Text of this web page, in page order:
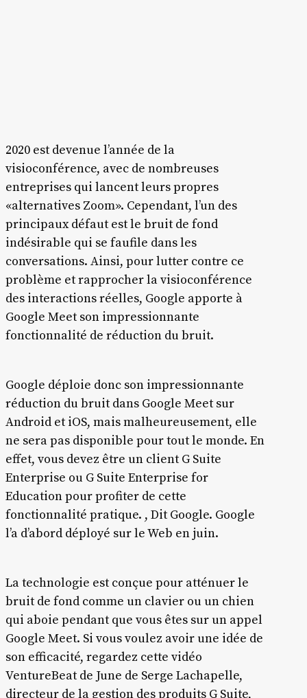
2020 est devenue l’année de la
visioconférence, avec de nombreuses
entreprises qui lancent leurs propres
«alternatives Zoom». Cependant, l’un des
principaux défaut est le bruit de fond
indésirable qui se faufile dans les
conversations. Ainsi, pour lutter contre ce
problème et rapprocher la visioconférence
des interactions réelles, Google apporte à
Google Meet son impressionnante
fonctionnalité de réduction du bruit.
Google déploie donc son impressionnante
réduction du bruit dans Google Meet sur
Android et iOS, mais malheureusement, elle
ne sera pas disponible pour tout le monde. En
effet, vous devez être un client G Suite
Enterprise ou G Suite Enterprise for
Education pour profiter de cette
fonctionnalité pratique. , Dit Google. Google
l’a d’abord déployé sur le Web en juin.
La technologie est conçue pour atténuer le
bruit de fond comme un clavier ou un chien
qui aboie pendant que vous êtes sur un appel
Google Meet. Si vous voulez avoir une idée de
son efficacité, regardez cette vidéo
VentureBeat de June de Serge Lachapelle,
directeur de la gestion des produits G Suite,